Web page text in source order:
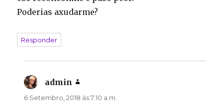
Poderias axudarme?
Responder
admin
6 Setembro, 2018 ás 7:10 a.m.